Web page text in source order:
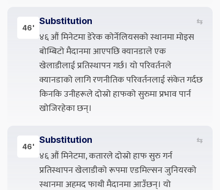
46'
Substitution ⇆
४६ औं मिनेटमा डेरेक कोर्नेलियसको स्थानमा मोइस
बोम्बिटो मैदानमा आएपछि क्यानडाले एक
खेलाडीलाई प्रतिस्थापन गर्छ। यो परिवर्तनले
क्यानडाको लागि रणनीतिक परिवर्तनलाई संकेत गर्दछ
किनकि उनीहरूले दोस्रो हाफको सुरुमा प्रभाव पार्न
खोजिरहेका छन्।
46'
Substitution ⇆
४६ औं मिनेटमा, कतारले दोस्रो हाफ सुरु गर्न
प्रतिस्थापन खेलाडीको रूपमा एडमिल्सन जुनियरको
स्थानमा अहमद फाथी मैदानमा आउँछन्। यो